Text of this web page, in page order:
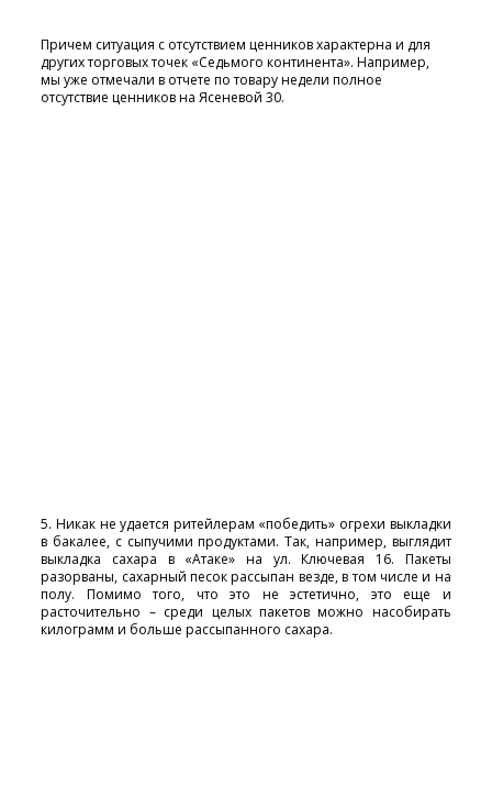
Причем ситуация с отсутствием ценников характерна и для
других торговых точек «Седьмого континента». Например,
мы уже отмечали в отчете по товару недели полное
отсутствие ценников на Ясеневой 30.
5. Никак не удается ритейлерам «победить» огрехи выкладки
в бакалее, с сыпучими продуктами. Так, например, выглядит
выкладка сахара в «Атаке» на ул. Ключевая 16. Пакеты
разорваны, сахарный песок рассыпан везде, в том числе и на
полу. Помимо того, что это не эстетично, это еще и
расточительно – среди целых пакетов можно насобирать
килограмм и больше рассыпанного сахара.